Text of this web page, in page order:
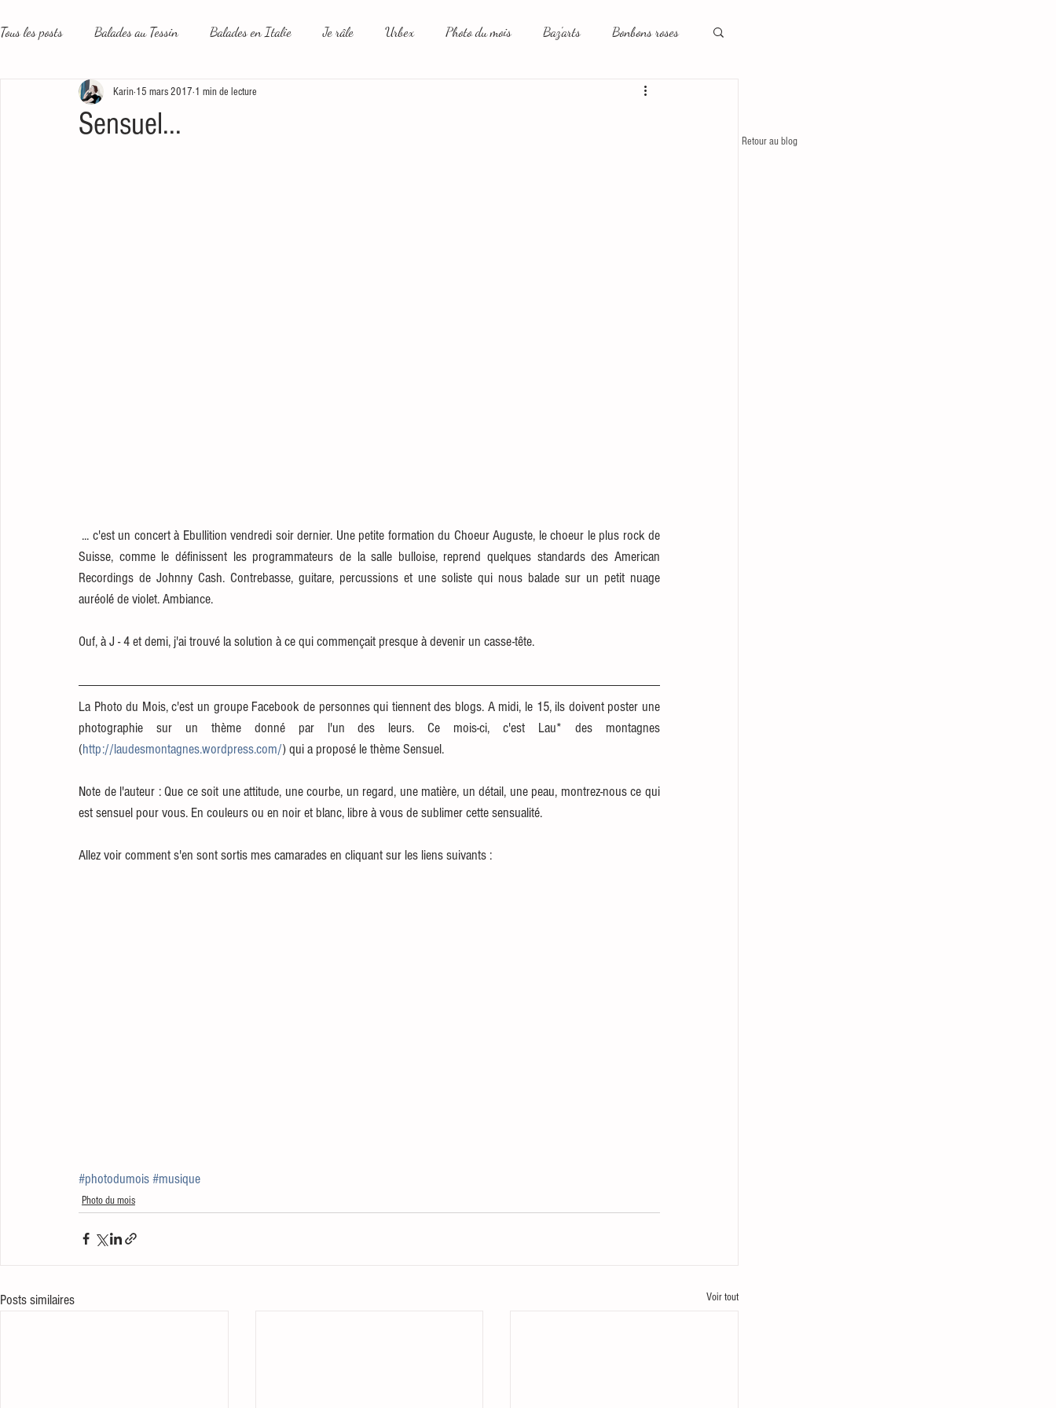
Tous les posts Balades au Tessin Balades en Italie Je râle Urbex Photo du mois Baz'arts Bonbons roses
Le plus beau métier du monde Un peu plus loin
Sensuel...
Karin 15 mars 2017 1 min de lecture
Suisse, comme le définissent les programmateurs de la salle bulloise, reprend quelques standards des American
Recordings de Johnny Cash. Contrebasse, guitare, percussions et une soliste qui nous balade sur un petit nuage
auréolé de violet. Ambiance.
Ouf, à J - 4 et demi, j'ai trouvé la solution à ce qui commençait presque à devenir un casse-tête.
La Photo du Mois, c'est un groupe Facebook de personnes qui tiennent des blogs. A midi, le 15, ils doivent poster une
photographie sur un thème donné par l'un des leurs. Ce mois-ci, c'est Lau* des montagnes
(http://laudesmontagnes.wordpress.com/) qui a proposé le thème Sensuel.
Note de l'auteur : Que ce soit une attitude, une courbe, un regard, une matière, un détail, une peau, montrez-nous ce qui
est sensuel pour vous. En couleurs ou en noir et blanc, libre à vous de sublimer cette sensualité.
Allez voir comment s'en sont sortis mes camarades en cliquant sur les liens suivants :
#photodumois#musique
Photo du mois
Posts similaires Voir tout
Retour au blog